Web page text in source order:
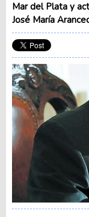
Mar del Plata y
José María